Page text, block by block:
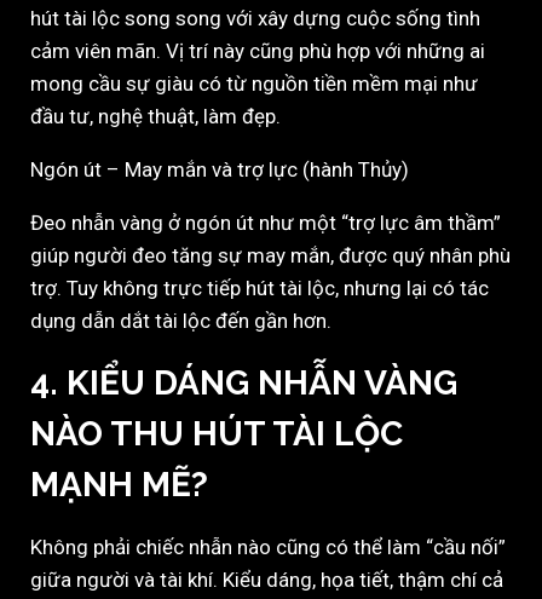
hút tài lộc song song với xây dựng cuộc sống tình
cảm viên mãn. Vị trí này cũng phù hợp với những ai
mong cầu sự giàu có từ nguồn tiền mềm mại như
đầu tư, nghệ thuật, làm đẹp.
Ngón út – May mắn và trợ lực (hành Thủy)
Đeo nhẫn vàng ở ngón út như một “trợ lực âm thầm”
giúp người đeo tăng sự may mắn, được quý nhân phù
trợ. Tuy không trực tiếp hút tài lộc, nhưng lại có tác
dụng dẫn dắt tài lộc đến gần hơn.
4. KIỂU DÁNG NHẪN VÀNG
NÀO THU HÚT TÀI LỘC
MẠNH MẼ?
Không phải chiếc nhẫn nào cũng có thể làm “cầu nối”
giữa người và tài khí. Kiểu dáng, họa tiết, thậm chí cả